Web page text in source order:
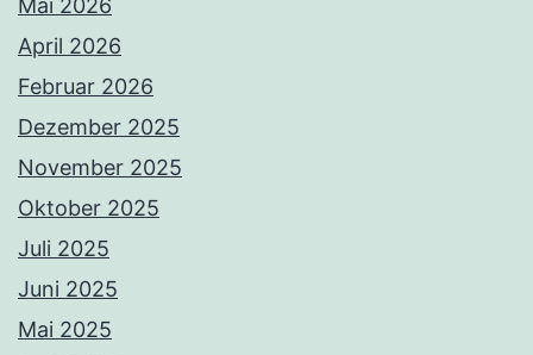
Mai 2026
April 2026
Februar 2026
Dezember 2025
November 2025
Oktober 2025
Juli 2025
Juni 2025
Mai 2025